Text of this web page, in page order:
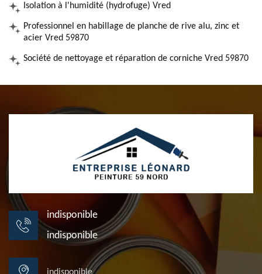
Isolation à l'humidité (hydrofuge) Vred
Professionnel en habillage de planche de rive alu, zinc et
acier Vred 59870
Société de nettoyage et réparation de corniche Vred 59870
indisponible
indisponible